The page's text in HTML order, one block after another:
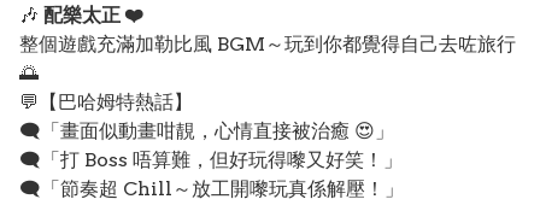
🎶 配樂太正 ❤️
整個遊戲充滿加勒比風 BGM～玩到你都覺得自己去咗旅行
🌅
💬【巴哈姆特熱話】
🗨️「畫面似動畫咁靚，心情直接被治癒 😍」
🗨️「打 Boss 唔算難，但好玩得嚟又好笑！」
🗨️「節奏超 Chill～放工開嚟玩真係解壓！」